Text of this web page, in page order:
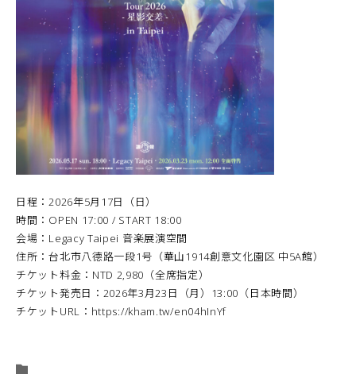
日程：2026年5月17日（日）
時間：OPEN 17:00 / START 18:00
会場：Legacy Taipei 音楽展演空間
住所：台北市八德路一段1号（華山1914創意文化園区 中5A館）
チケット料金：NTD 2,980（全席指定）
チケット発売日：2026年3月23日（月）13:00（日本時間）
チケットURL： https://kham.tw/en04hInYf